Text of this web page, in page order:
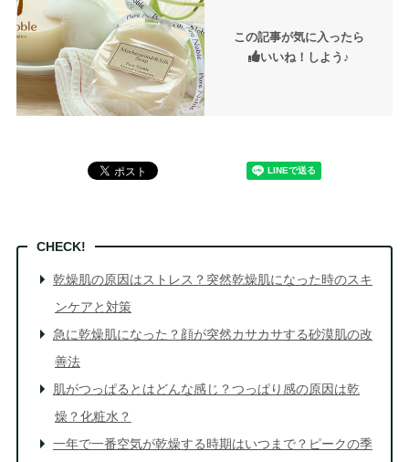
この記事が気に入ったら
いいね！しよう♪
乾燥肌の原因はストレス？突然乾燥肌になった時のスキ
ンケアと対策
急に乾燥肌になった？顔が突然カサカサする砂漠肌の改
善法
肌がつっぱるとはどんな感じ？つっぱり感の原因は乾
燥？化粧水？
一年で一番空気が乾燥する時期はいつまで？ピークの季